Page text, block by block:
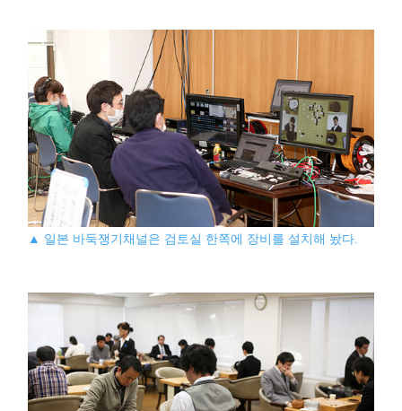
▲ 일본 바둑쟁기채널은 검토실 한쪽에 장비를 설치해 놨다.